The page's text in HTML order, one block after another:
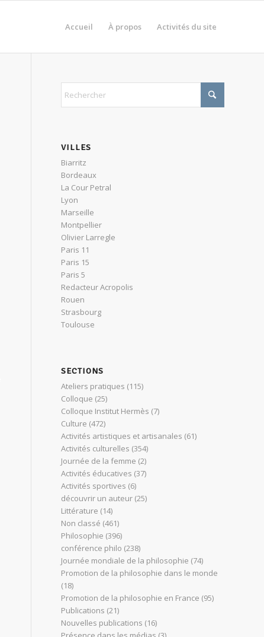
Accueil À propos Activités du site
VILLES
Biarritz
Bordeaux
La Cour Petral
Lyon
Marseille
Montpellier
Olivier Larregle
Paris 11
Paris 15
Paris 5
Redacteur Acropolis
Rouen
Strasbourg
Toulouse
SECTIONS
Ateliers pratiques (115)
Colloque (25)
Colloque Institut Hermès (7)
Culture (472)
Activités artistiques et artisanales (61)
Activités culturelles (354)
Journée de la femme (2)
Activités éducatives (37)
Activités sportives (6)
découvrir un auteur (25)
Littérature (14)
Non classé (461)
Philosophie (396)
conférence philo (238)
Journée mondiale de la philosophie (74)
Promotion de la philosophie dans le monde
(18)
Promotion de la philosophie en France (95)
Publications (21)
Nouvelles publications (16)